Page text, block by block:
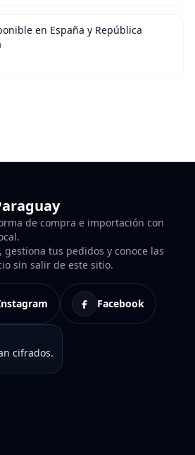
en España y República
de compra e importación con
gestiona tus pedidos y conoce las
sin salir de este sitio.
Facebook
cifrados.